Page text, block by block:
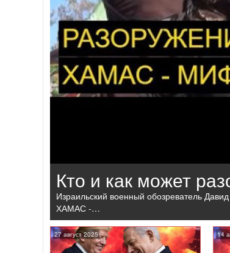
Кто и как может
Израильский военный обозреватель
ХАМАС -…
27 август 2025 14